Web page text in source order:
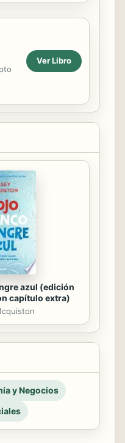
Ver Libro
azul (edición
capítulo extra)
y Negocios